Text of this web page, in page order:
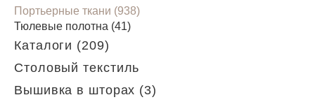
Портьерные ткани (938)
Тюлевые полотна (41)
Каталоги (209)
Столовый текстиль
Вышивка в шторах (3)